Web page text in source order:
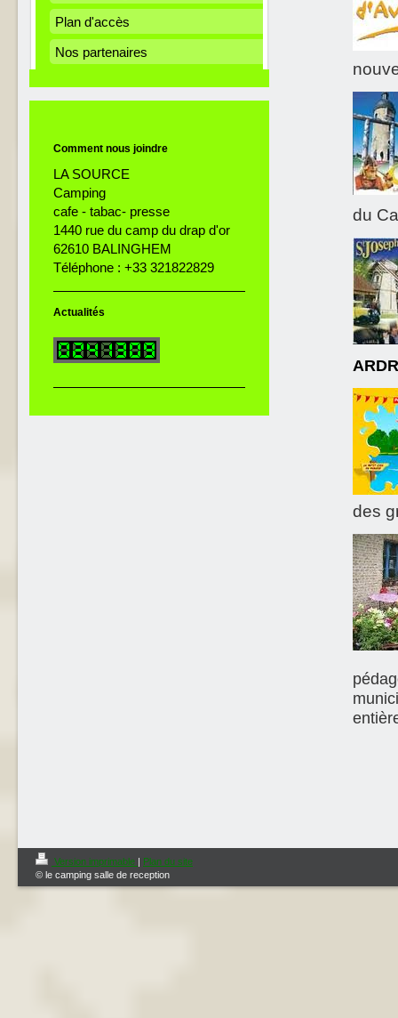
du
des
Plan d'accès
Nos partenaires
Comment nous joindre
LA SOURCE
Camping
cafe - tabac- presse
1440 rue du camp du drap d'or
62610 BALINGHEM
Téléphone : +33 321822829
Actualités
Version imprimable | Plan du site
© le camping salle de reception